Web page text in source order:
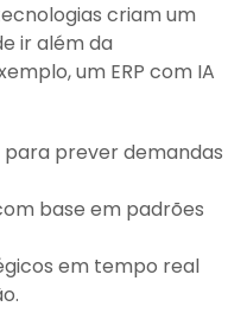
criam um
ir além da
um ERP com IA
prever demandas
base em padrões
em tempo real